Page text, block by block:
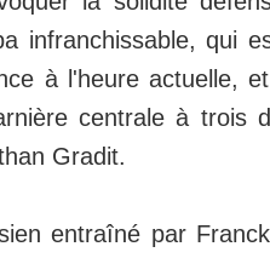
infranchissable, qui
à l'heure actuelle,
centrale à trois
Gradit.
entraîné par